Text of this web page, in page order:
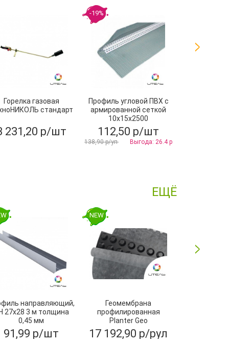
Горелка газовая
стандарт
231,20 р/шт
-19%
Профиль угловой ПВХ с
армированной сеткой
10х15x2500
112,50 р/шт
138,90 р/уп Выгода: 26.4 р
ЕЩЁ
направляющий,
27х28 3 м толщина
0,45 мм
91,99 р/шт
NEW
Геомембрана
профилированная
Planter Geo
2х15м,ТехноНИКОЛЬ
17 192,90 р/рул